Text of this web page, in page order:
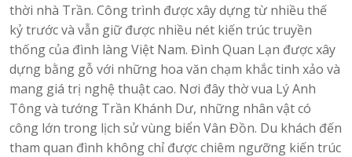
thời nhà Trần. Công trình được xây dựng từ nhiều thế
kỷ trước và vẫn giữ được nhiều nét kiến trúc truyền
thống của đình làng Việt Nam. Đình Quan Lạn được xây
dựng bằng gỗ với những hoa văn chạm khắc tinh xảo và
mang giá trị nghệ thuật cao. Nơi đây thờ vua Lý Anh
Tông và tướng Trần Khánh Dư, những nhân vật có
công lớn trong lịch sử vùng biển Vân Đồn. Du khách đến
tham quan đình không chỉ được chiêm ngưỡng kiến trúc